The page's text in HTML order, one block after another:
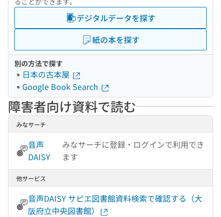
デジタルデータを探す
紙の本を探す
別の方法で探す
日本の古本屋
Google Book Search
障害者向け資料で読む
みなサーチ
音声
DAISY
みなサーチに登録・ログインで利用でき
ます
他サービス
音声DAISY サピエ図書館資料検索で確認する（大
阪府立中央図書館）